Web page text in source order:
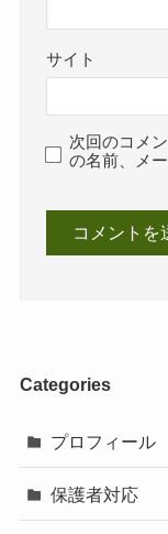
サイト
次回のコメ
の名前、メ
Categories
プロフィール
保護者対応